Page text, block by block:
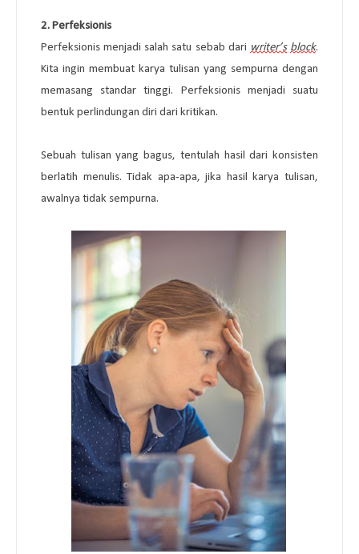
2. Perfeksionis
Perfeksionis menjadi salah satu sebab dari writer’s block.
Kita ingin membuat karya tulisan yang sempurna dengan
memasang standar tinggi. Perfeksionis menjadi suatu
bentuk perlindungan diri dari kritikan.
Sebuah tulisan yang bagus, tentulah hasil dari konsisten
berlatih menulis. Tidak apa-apa, jika hasil karya tulisan,
awalnya tidak sempurna.